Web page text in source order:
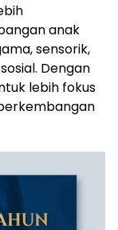
anak
sensorik,
Dengan
lebih fokus